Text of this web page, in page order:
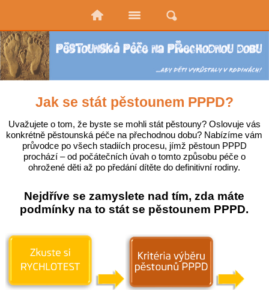
Jak se stát pěstounem PPPD?
Uvažujete o tom, že byste se mohli stát pěstouny? Oslovuje vás
konkrétně pěstounská péče na přechodnou dobu? Nabízíme vám
průvodce po všech stadiích procesu, jímž pěstoun PPPD
prochází – od počátečních úvah o tomto způsobu péče o
ohrožené děti až po předání dítěte do definitivní rodiny.
Nejdříve se zamyslete nad tím, zda máte
podmínky na to stát se pěstounem PPPD.